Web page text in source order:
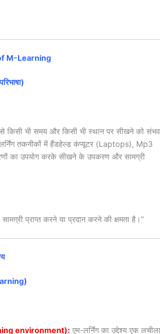
M-Learning
किसी भी समय और किसी भी स्थान पर सीखने को संभव
लर्निंग तकनीकों में हैंडहेल्ड कंप्यूटर (Laptops), Mp3
का उपयोग करके सीखने के उपकरण और सामग्री
प्राप्त करने या प्रदान करने की क्षमता है।”
environment): एम-लर्निंग का उद्देश्य एक लचीला